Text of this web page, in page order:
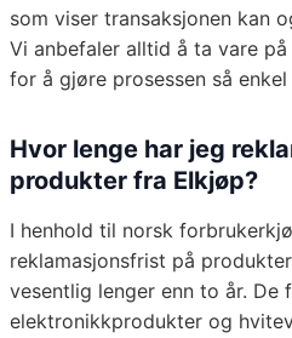
som viser transaksjonen kan
Vi anbefaler alltid å ta vare
for å gjøre prosessen så
Hvor lenge har jeg
produkter fra Elkjøp?
I henhold til norsk
reklamasjonsfrist på
vesentlig lenger enn to år. De
elektronikkprodukter og